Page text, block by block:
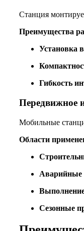
Станция
Преимущества
Установка
Гибкость
Передвижное
Мобильные
Области
Аварийные
Сезонные